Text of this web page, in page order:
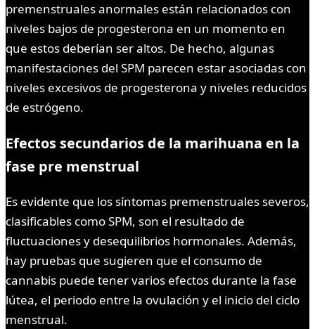
premenstruales anormales están relacionados con
niveles bajos de progesterona en un momento en
que estos deberían ser altos. De hecho, algunas
manifestaciones del SPM parecen estar asociadas con
niveles excesivos de progesterona y niveles reducidos
de estrógeno.
Efectos secundarios de la marihuana en la
fase pre menstrual
Es evidente que los síntomas premenstruales severos,
clasificables como SPM, son el resultado de
fluctuaciones y desequilibrios hormonales. Además,
hay pruebas que sugieren que el consumo de
cannabis puede tener varios efectos durante la fase
lútea, el periodo entre la ovulación y el inicio del ciclo
menstrual.